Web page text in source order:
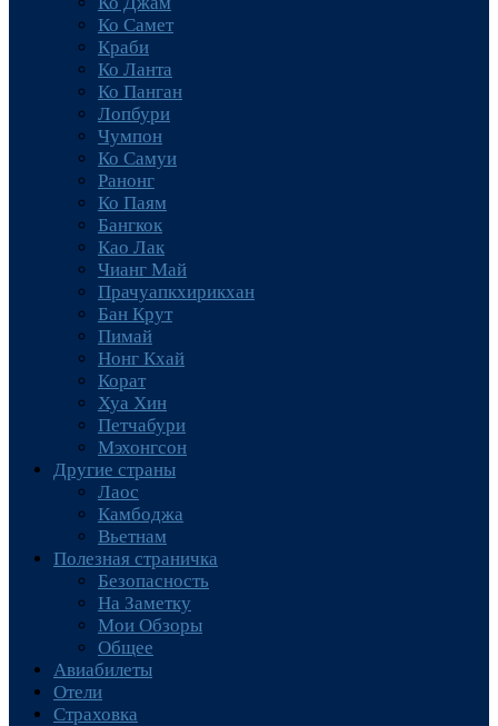
Ко Самет
Краби
Ко Ланта
Ко Панган
Лопбури
Чумпон
Ко Самуи
Ранонг
Ко Паям
Бангкок
Као Лак
Чианг Май
Прачуапкхирикхан
Бан Крут
Пимай
Нонг Кхай
Корат
Хуа Хин
Петчабури
Мэхонгсон
Другие страны
Лаос
Камбоджа
Вьетнам
Полезная страничка
Безопасность
На Заметку
Мои Обзоры
Общее
Авиабилеты
Отели
Страховка